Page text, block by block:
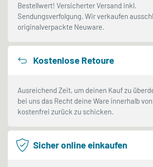
Bestellwert! Versicherter Versand inkl.
Sendungsverfolgung. Wir verkaufen
originalverpackte Neuware.
Kostenlose Retoure
Ausreichend Zeit, um deinen Kauf zu
bei uns das Recht deine Ware innerhalb
kostenfrei zurück zu schicken.
Sicher online einkaufen